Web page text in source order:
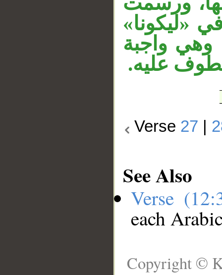
«ليكونا»
وهي واجبة
عليه.
Verse 27
See Also
Verse
each
Copyright ©